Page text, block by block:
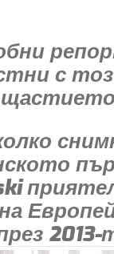
с
2013-